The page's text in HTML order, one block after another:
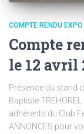
COMPTE RENDU
Compte
le 12 avril
Présence du stand
Baptiste
adhérents du Club
ANNONCES pour